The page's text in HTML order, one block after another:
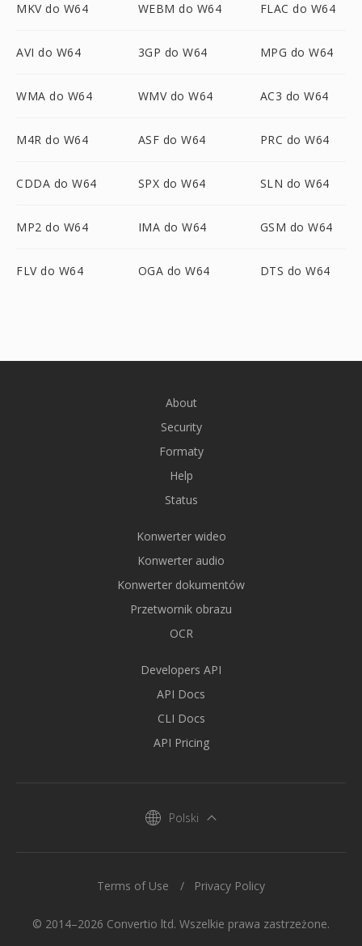
MKV do W64 WEBM do W64 FLAC do W64
AVI do W64 3GP do W64 MPG do W64
WMA do W64 WMV do W64 AC3 do W64
M4R do W64 ASF do W64 PRC do W64
CDDA do W64 SPX do W64 SLN do W64
MP2 do W64 IMA do W64 GSM do W64
FLV do W64 OGA do W64 DTS do W64
About
Security
Formaty
Help
Status
Konwerter wideo
Konwerter audio
Konwerter dokumentów
Przetwornik obrazu
OCR
Developers API
API Docs
CLI Docs
API Pricing
Polski
© 2014–2026 Convertio ltd. Wszelkie prawa zastrzeżone.
Terms of Use Privacy Policy